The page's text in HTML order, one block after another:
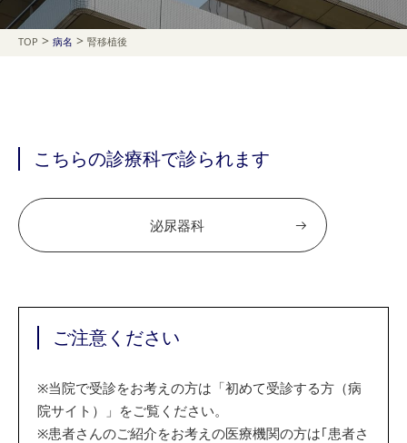
TOP > 病名 > 腎移植後
こちらの診療科で診られます
泌尿器科
ご注意ください
※当院で受診をお考えの方は「初めて受診する方（病
院サイト）」をご覧ください。
※患者さんのご紹介をお考えの医療機関の方は｢患者さ